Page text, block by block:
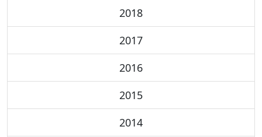
2018
2017
2016
2015
2014